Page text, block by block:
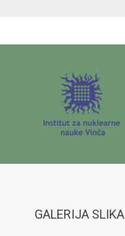
GALERIJA SLIKA